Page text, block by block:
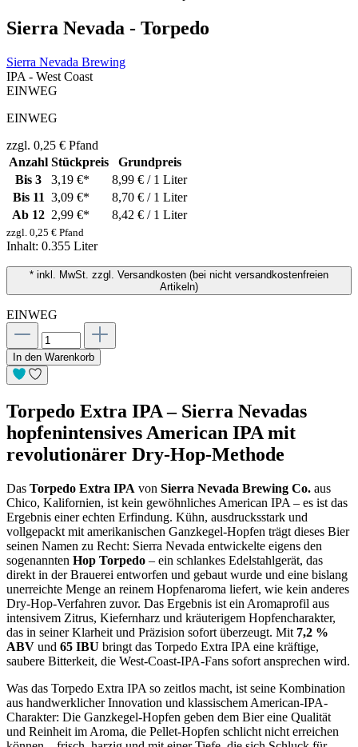
Sierra Nevada - Torpedo
Sierra Nevada Brewing
IPA - West Coast
EINWEG
EINWEG
zzgl. 0,25 € Pfand
Anzahl Stückpreis
Grundpreis
Bis 3 3,19 €*
8,99 € / 1 Liter
Bis 11 3,09 €*
8,70 € / 1 Liter
Ab 12 2,99 €* 8,42 € / 1 Liter
zzgl. 0,25 € Pfand
Inhalt: 0.355 Liter
* inkl. MwSt. zzgl. Versandkosten (bei nicht versandkostenfreien
Artikeln)
EINWEG
In den Warenkorb
Torpedo Extra IPA – Sierra Nevadas
hopfenintensives American IPA mit
revolutionärer Dry-Hop-Methode
Das Torpedo Extra IPA von Sierra Nevada Brewing Co. aus
Chico, Kalifornien, ist kein gewöhnliches American IPA – es ist das
Ergebnis einer echten Erfindung. Kühn, ausdrucksstark und
vollgepackt mit amerikanischen Ganzkegel-Hopfen trägt dieses Bier
seinen Namen zu Recht: Sierra Nevada entwickelte eigens den
sogenannten Hop Torpedo – ein schlankes Edelstahlgerät, das
direkt in der Brauerei entworfen und gebaut wurde und eine bislang
unerreichte Menge an reinem Hopfenaroma liefert, wie kein anderes
Dry-Hop-Verfahren zuvor. Das Ergebnis ist ein Aromaprofil aus
intensivem Zitrus, Kiefernharz und kräuterigem Hopfencharakter,
das in seiner Klarheit und Präzision sofort überzeugt. Mit 7,2 %
ABV und 65 IBU bringt das Torpedo Extra IPA eine kräftige,
saubere Bitterkeit, die West-Coast-IPA-Fans sofort ansprechen wird.
Was das Torpedo Extra IPA so zeitlos macht, ist seine Kombination
aus handwerklicher Innovation und klassischem American-IPA-
Charakter: Die Ganzkegel-Hopfen geben dem Bier eine Qualität
und Reinheit im Aroma, die Pellet-Hopfen schlicht nicht erreichen